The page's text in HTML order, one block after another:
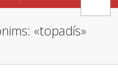
«topadís»